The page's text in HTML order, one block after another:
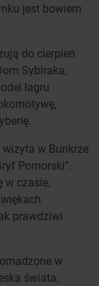
jest bowiem
do cierpień
Sybiraka,
łagru
w Bunkrze
Pomorski”.
w czasie,
prawdziwi
w
świata,